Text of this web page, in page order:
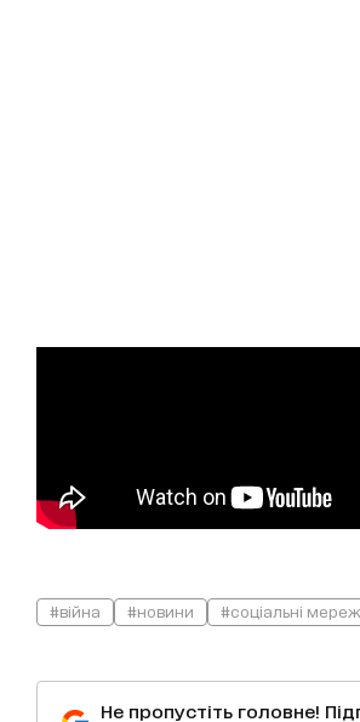
#війна #новини #соціальні
Не пропустіть головне!